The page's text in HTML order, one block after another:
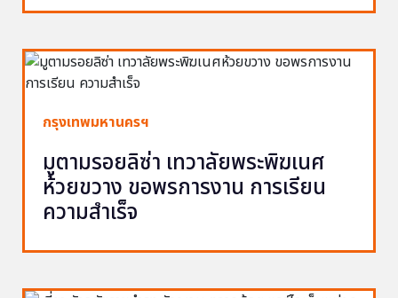
กรุงเทพมหานครฯ
มูตามรอยลิซ่า เทวาลัยพระพิฆเนศ
ห้วยขวาง ขอพรการงาน การเรียน
ความสำเร็จ